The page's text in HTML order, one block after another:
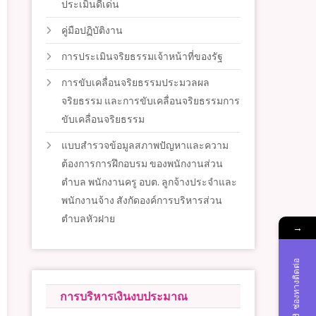
ประเมินดีเด่น
คู่มือปฏิบัติงาน
การประเมินจริยธรรมเจ้าหน้าที่ของรัฐ
การขับเคลื่อนจริยธรรมประมวลผล
จริยธรรม และการขับเคลื่อนจริยธรรมการ
ขับเคลื่อนจริยธรรม
แบบสำรวจข้อมูลสภาพปัญหาและความ
ต้องการการฝึกอบรม ของพนักงานส่วน
ตำบล พนักงานครู อบต. ลูกจ้างประจำและ
พนักงานจ้าง สังกัดองค์การบริหารส่วน
ตำบลหัวฝาย
การบริหารเงินงบประมาณ
→
ช่องทางติดต่อ